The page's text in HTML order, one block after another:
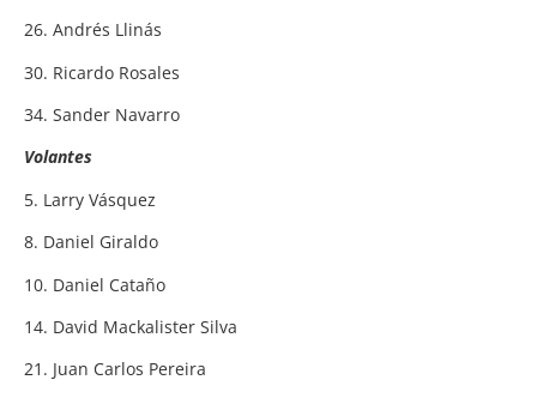
26. Andrés Llinás
30. Ricardo Rosales
34. Sander Navarro
Volantes
5. Larry Vásquez
8. Daniel Giraldo
10. Daniel Cataño
14. David Mackalister Silva
21. Juan Carlos Pereira